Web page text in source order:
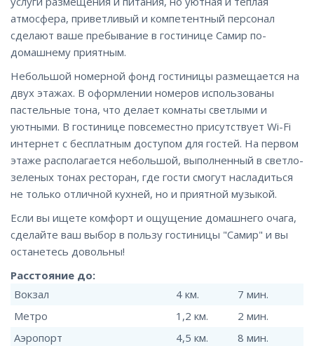
атмосфера, приветливый и компетентный персонал
сделают ваше пребывание в гостинице Самир по-
домашнему приятным.
Небольшой номерной фонд гостиницы размещается на
двух этажах. В оформлении номеров использованы
пастельные тона, что делает комнаты светлыми и
уютными. В гостинице повсеместно присутствует Wi-Fi
интернет c бесплатным доступом для гостей. На первом
этаже располагается небольшой, выполненный в светло-
зеленых тонах ресторан, где гости смогут насладиться
не только отличной кухней, но и приятной музыкой.
Если вы ищете комфорт и ощущение домашнего очага,
сделайте ваш выбор в пользу гостиницы "Самир" и вы
останетесь довольны!
Расстояние до:
Вокзал
4 км.
7 мин.
Метро
1,2 км.
2 мин.
Аэропорт
4,5 км.
8 мин.